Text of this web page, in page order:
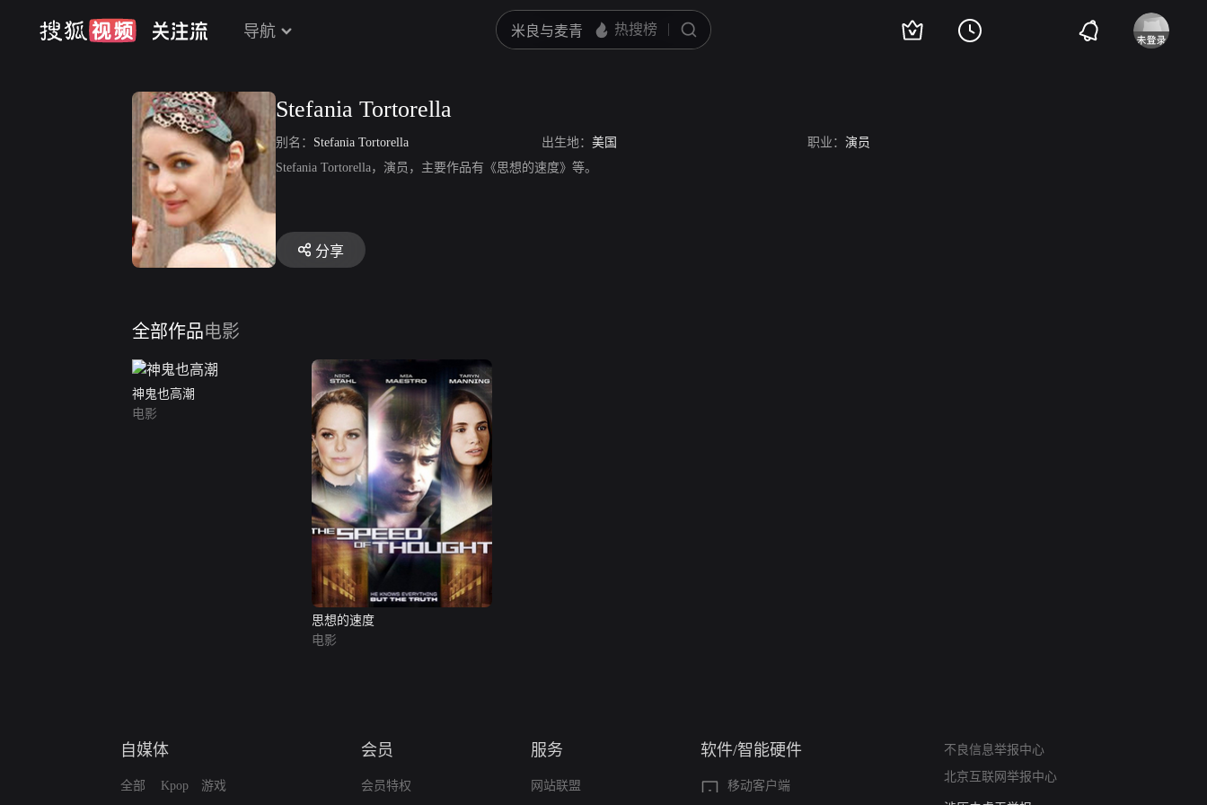
导航
Stefania Tortorella
别名： Stefania Tortorella 出生地： 美国 职业： 演员
Stefania Tortorella，演员，主要作品有《思想的速度》等。
分享
全部作品电影
神鬼也高潮
电影
思想的速度
电影
自媒体
全部 Kpop 游戏
会员
会员特权
服务
网站联盟
软件/智能硬件
移动客户端
不良信息举报中心
北京互联网举报中心
算法推荐专项举报
亚运会举报专区
涉历史虚无举报